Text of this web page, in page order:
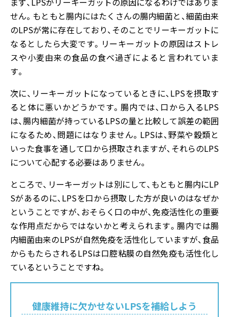
せん。もともと腸内にはたくさんの腸内細菌と、細菌由来
のLPSが常に存在しており、そのことでリーキーガットに
なるとしたら大変です。リーキーガットの原因はストレ
スや小麦由来の食品の食べ過ぎによると言われていま
す。
次に、リーキーガットになっているときに、LPSを摂取す
ると体に悪いかどうかです。腸内では、口から入るLPS
は、腸内細菌が持っているLPSの量と比較して誤差の範囲
になるため、問題にはなりません。LPSは、野菜や穀類と
いった食事を通して口から摂取されますが、それらのLPS
について心配する必要はありません。
ところで、リーキーガットは別にして、もともと腸内にLP
Sがあるのに、LPSを口から摂取した方が良いのはなぜか
ということですが、おそらく口の中が、免疫活性化の重要
な作用点だからではないかと考えられます。腸内では腸
内細菌由来のLPSが自然免疫を活性化していますが、食品
からもたらされるLPSは口腔粘膜の自然免疫も活性化し
ているということですね。
健康維持に欠かせないLPSを補給しよう